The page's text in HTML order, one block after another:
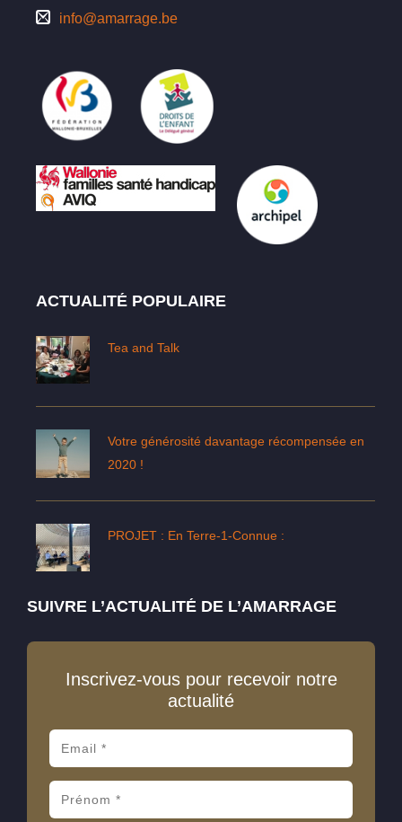
info@amarrage.be
ACTUALITÉ POPULAIRE
Tea and Talk
Votre générosité davantage récompensée en
2020 !
PROJET : En Terre-1-Connue :
SUIVRE L’ACTUALITÉ DE L’AMARRAGE
Inscrivez-vous pour recevoir notre
actualité